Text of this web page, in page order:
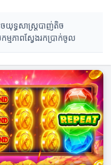
យុទ្ធសាស្ត្របាញ់តិច
ម្មភាពស្វែងរកប្រាក់ចូល